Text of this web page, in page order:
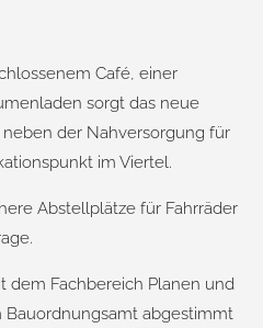
Café, einer
sorgt das neue
der Nahversorgung für
im Viertel.
Abstellplätze für Fahrräder
dem Fachbereich Planen und
abgestimmt